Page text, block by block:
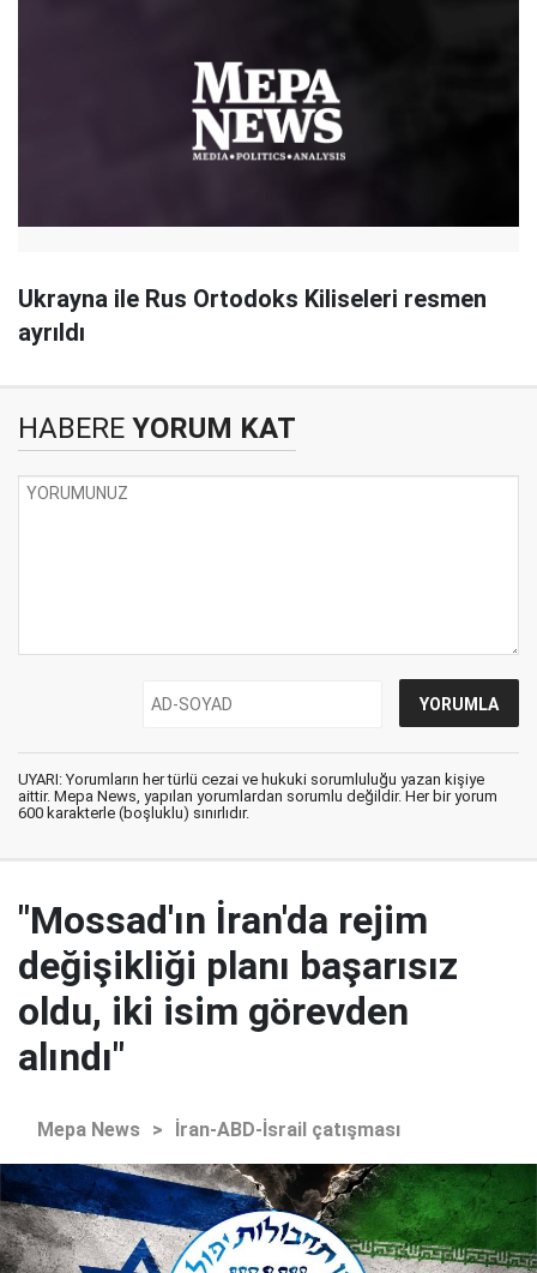
Ukrayna ile Rus Ortodoks Kiliseleri resmen
ayrıldı
HABERE YORUM KAT
UYARI: Yorumların her türlü cezai ve hukuki sorumluluğu yazan kişiye
aittir. Mepa News, yapılan yorumlardan sorumlu değildir. Her bir yorum
600 karakterle (boşluklu) sınırlıdır.
"Mossad'ın İran'da rejim
değişikliği planı başarısız
oldu, iki isim görevden
alındı"
Mepa News > İran-ABD-İsrail çatışması